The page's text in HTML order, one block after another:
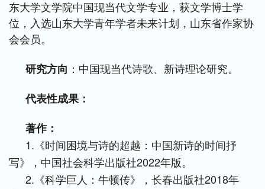
东大学文学院中国现当代文学专业，获文学博士学
位，入选山东大学青年学者未来计划，山东省作家协
会会员。
研究方向 ：中国现当代诗歌、新诗理论研究。
代表性成果：
著作：
1. 《时间困境与诗的超越：中国新诗的时间抒
写》，中国社会科学出版社2022年版。
2. 《科学巨人：牛顿传》，长春出版社2018年
信息公开